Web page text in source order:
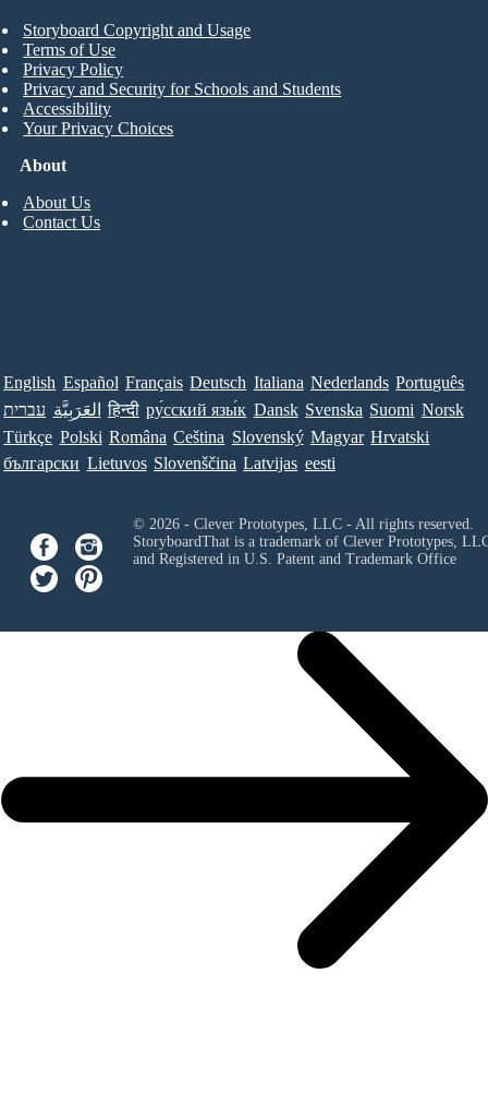
About
About Us
Contact Us
Storyboard Copyright and Usage
Terms of Use
Privacy Policy
Privacy and Security for Schools and Students
Accessibility
Your Privacy Choices
English Español Français Deutsch Italiana Nederlands Português
עברית العَرَبِيَّة हिन्दी ру́сский язы́к Dansk Svenska Suomi Norsk
Türkçe Polski Româna Ceština Slovenský Magyar Hrvatski
български Lietuvos Slovenščina Latvijas eesti
© 2026 - Clever Prototypes, LLC - All rights reserved.
StoryboardThat is a trademark of Clever Prototypes,
and Registered in U.S. Patent and Trademark Office